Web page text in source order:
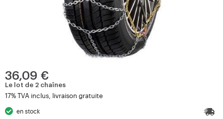
36,09 €
Le lot de 2 chaînes
17% TVA inclus, livraison gratuite
en stock